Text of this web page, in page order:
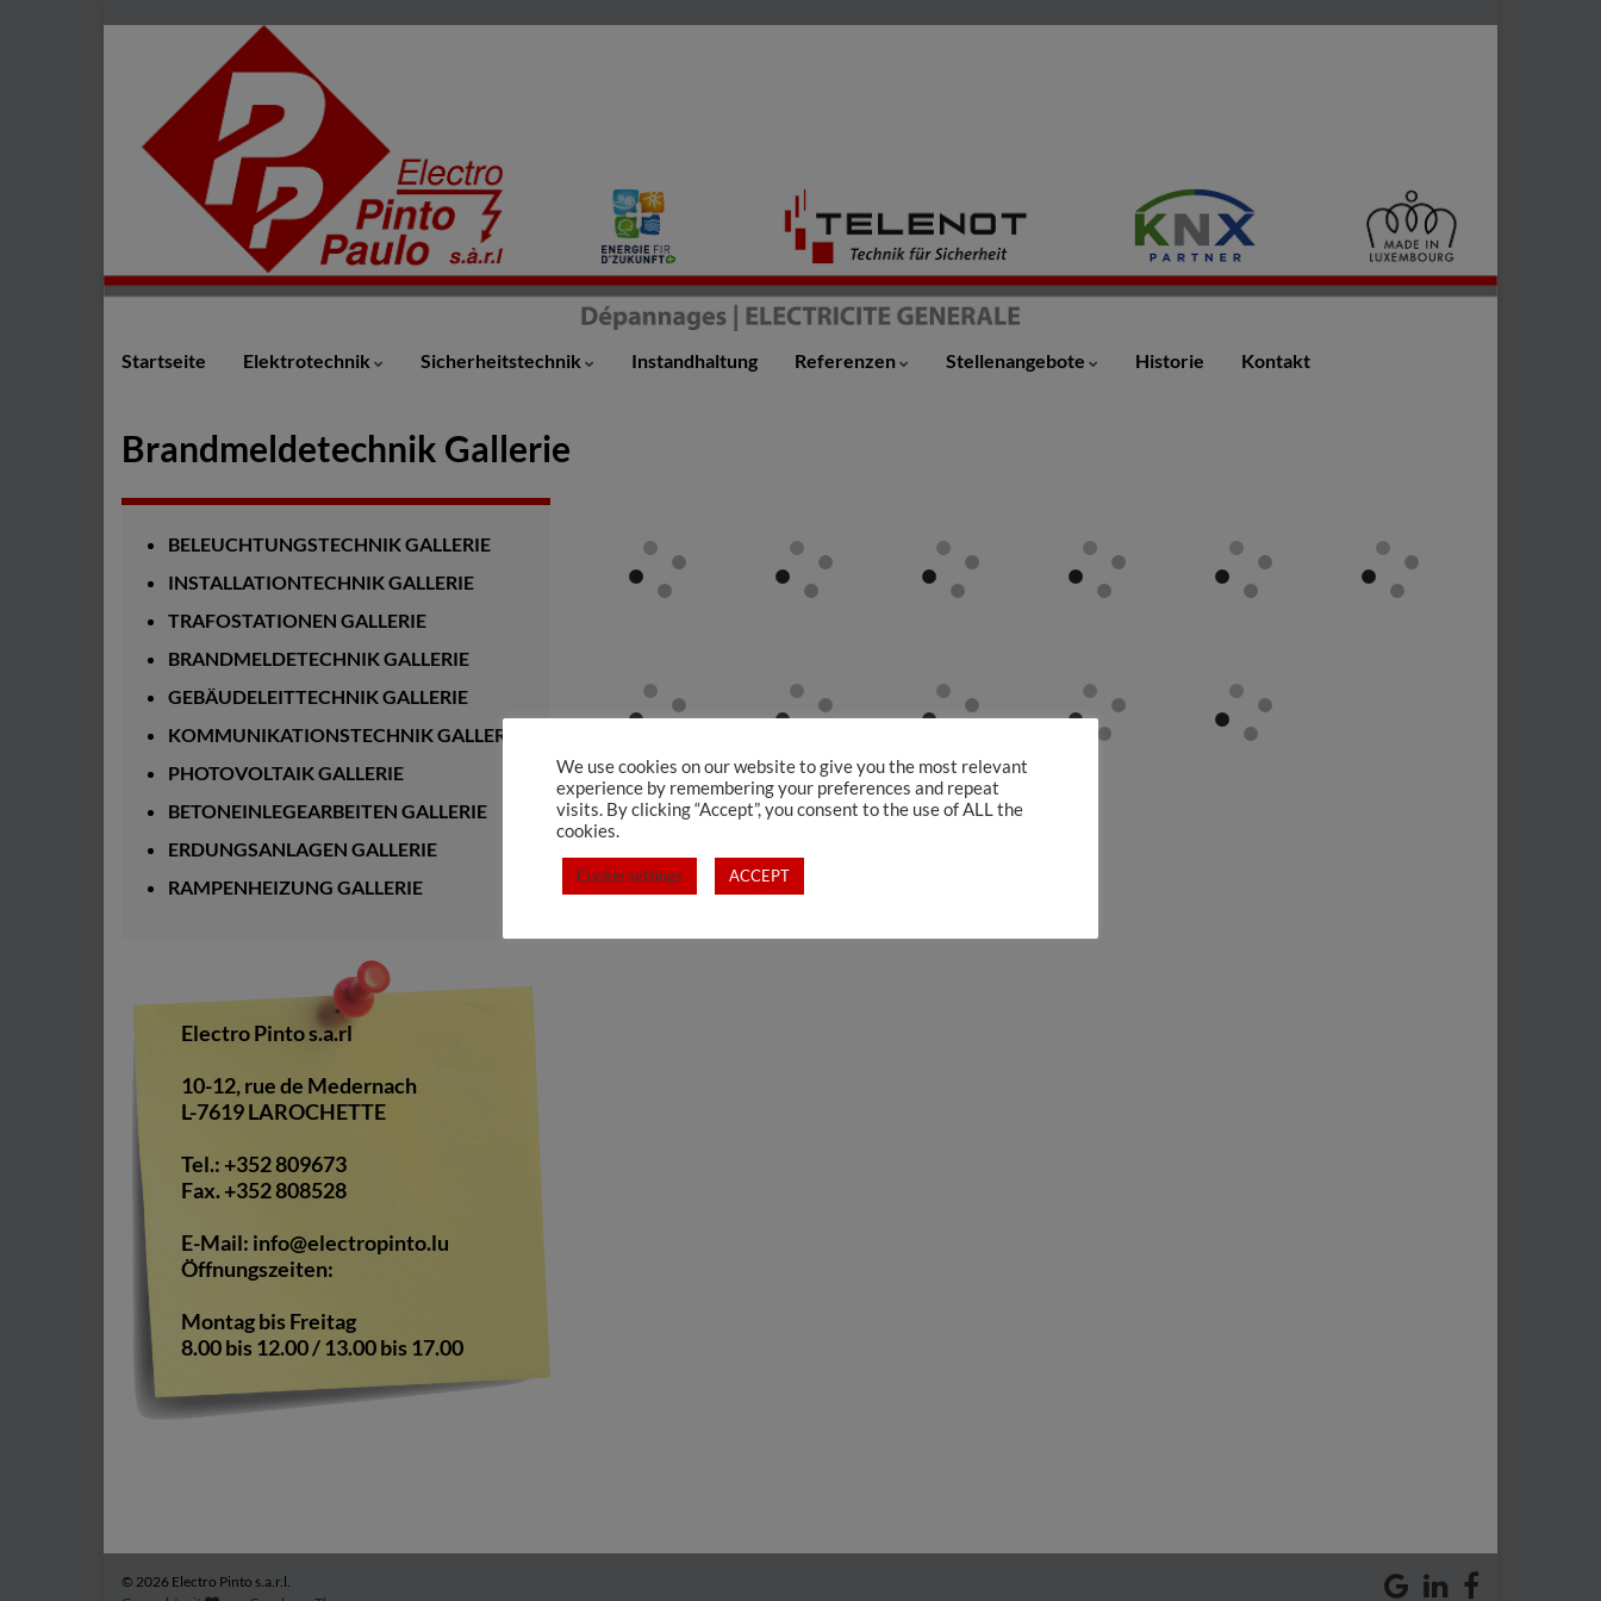
Startseite Elektrotechnik Sicherheitstechnik Instandhaltung Referenzen Stellenangebote Historie Kontakt
Brandmeldetechnik Gallerie
BELEUCHTUNGSTECHNIK GALLERIE
INSTALLATIONTECHNIK GALLERIE
TRAFOSTATIONEN GALLERIE
BRANDMELDETECHNIK GALLERIE
GEBÄUDELEITTECHNIK GALLERIE
KOMMUNIKATIONSTECHNIK GALLERIE
PHOTOVOLTAIK GALLERIE
BETONEINLEGEARBEITEN GALLERIE
ERDUNGSANLAGEN GALLERIE
RAMPENHEIZUNG GALLERIE
Electro Pinto s.a.rl
10-12, rue de Medernach
L-7619 LAROCHETTE
Tel.: +352 809673
Fax. +352 808528
E-Mail: info@electropinto.lu
Öffnungszeiten:
Montag bis Freitag
8.00 bis 12.00 / 13.00 bis 17.00
© 2026 Electro Pinto s.a.r.l.
We use cookies on our website to give you the most relevant
experience by remembering your preferences and repeat
visits. By clicking “Accept”, you consent to the use of ALL the
cookies.
Cookie settings ACCEPT